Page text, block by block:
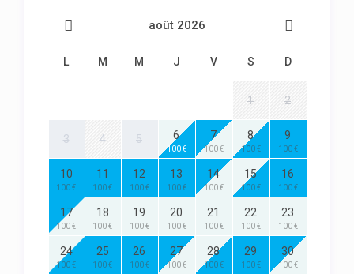
août 2026
L M M J V S D
1 2
3 4 5 6
100 €
7
100 €
8
100 €
9
100 €
10
100 €
11
100 €
12
100 €
13
100 €
14
100 €
15
100 €
16
100 €
17
100 €
18
100 €
19
100 €
20
100 €
21
100 €
22
100 €
23
100 €
24
100 €
25
100 €
26
100 €
27
100 €
28
100 €
29
100 €
30
100 €